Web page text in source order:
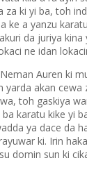
za ki yi ba, toh
ke a yanzu
da juriya
ne idan
Auren ki
yarda akan
toh gaskiya
karatu kike yi
ya dace da
ki. Irin
domin sun ki